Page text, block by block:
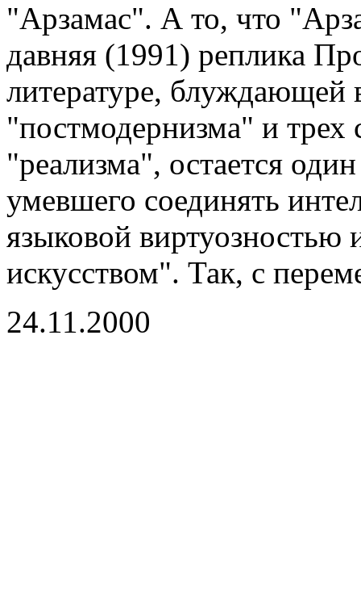
"Арзамас". А то, что
давняя (1991) реплика
литературе, блуждающей
"постмодернизма" и трех
"реализма", остается
умевшего соединять
языковой виртуозностью
искусством". Так, с
24.11.2000